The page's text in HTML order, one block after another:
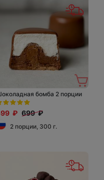
бомба 2 порции
₽ 699 ₽
2 порции, 300 г.